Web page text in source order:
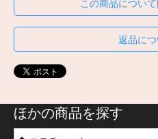
この商品につい
返品に
ほかの商品を探す